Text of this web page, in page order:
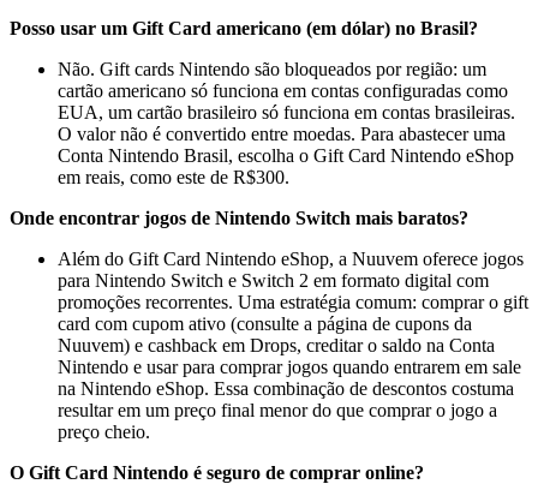
Posso usar um Gift Card americano (em dólar) no Brasil?
Não. Gift cards Nintendo são bloqueados por região: um
cartão americano só funciona em contas configuradas como
EUA, um cartão brasileiro só funciona em contas brasileiras.
O valor não é convertido entre moedas. Para abastecer uma
Conta Nintendo Brasil, escolha o Gift Card Nintendo eShop
em reais, como este de R$300.
Onde encontrar jogos de Nintendo Switch mais baratos?
Além do Gift Card Nintendo eShop, a Nuuvem oferece jogos
para Nintendo Switch e Switch 2 em formato digital com
promoções recorrentes. Uma estratégia comum: comprar o gift
card com cupom ativo (consulte a página de cupons da
Nuuvem) e cashback em Drops, creditar o saldo na Conta
Nintendo e usar para comprar jogos quando entrarem em sale
na Nintendo eShop. Essa combinação de descontos costuma
resultar em um preço final menor do que comprar o jogo a
preço cheio.
O Gift Card Nintendo é seguro de comprar online?